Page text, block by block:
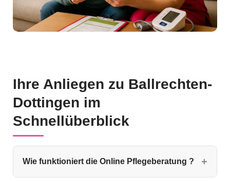
Ihre Anliegen zu Ballrechten-
Dottingen im
Schnellüberblick
Wie funktioniert die Online Pflegeberatung ?